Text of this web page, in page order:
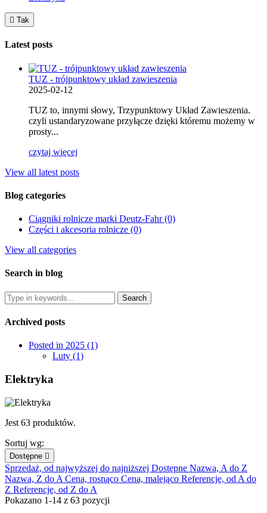
 Tak
Latest posts
TUZ - trójpunktowy układ zawieszenia
2025-02-12
TUZ to, innymi słowy, Trzypunktowy Układ Zawieszenia.
czyli ustandaryzowane przyłącze dzięki któremu możemy w
prosty...
czytaj więcej
View all latest posts
Blog categories
Ciągniki rolnicze marki Deutz-Fahr (0)
Części i akcesoria rolnicze (0)
View all categories
Search in blog
Archived posts
Posted in 2025 (1)
Luty (1)
Elektryka
Jest 63 produktów.
Sortuj wg:
Dostępne 
Sprzedaż, od najwyższej do najniższej Dostępne Nazwa, A do Z
Nazwa, Z do A Cena, rosnąco Cena, malejąco Referencje, od A do
Z Referencje, od Z do A
Pokazano 1-14 z 63 pozycji